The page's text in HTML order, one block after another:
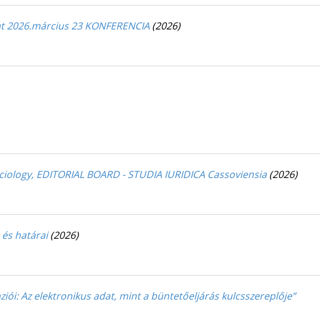
23 KONFERENCIA (2026)
EDITORIAL BOARD - STUDIA IURIDICA Cassoviensia (2026)
határai (2026)
Az elektronikus adat, mint a büntetőeljárás kulcsszereplője”